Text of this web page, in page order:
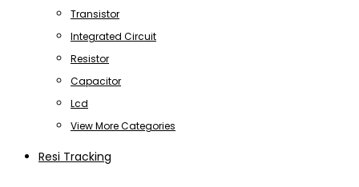
Transistor
Integrated Circuit
Resistor
Capacitor
Lcd
View More Categories
Resi Tracking